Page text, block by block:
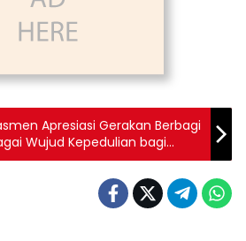
Apresiasi Gerakan Berbagi
Wujud Kepedulian bagi
Bencana